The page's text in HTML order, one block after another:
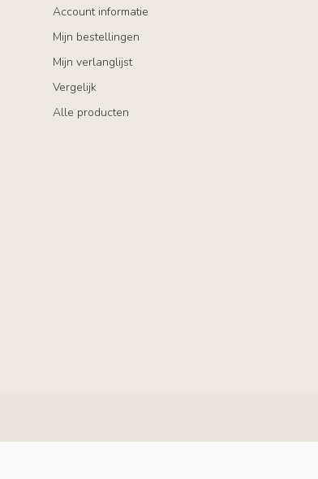
Account informatie
Mijn bestellingen
Mijn verlanglijst
Vergelijk
Alle producten